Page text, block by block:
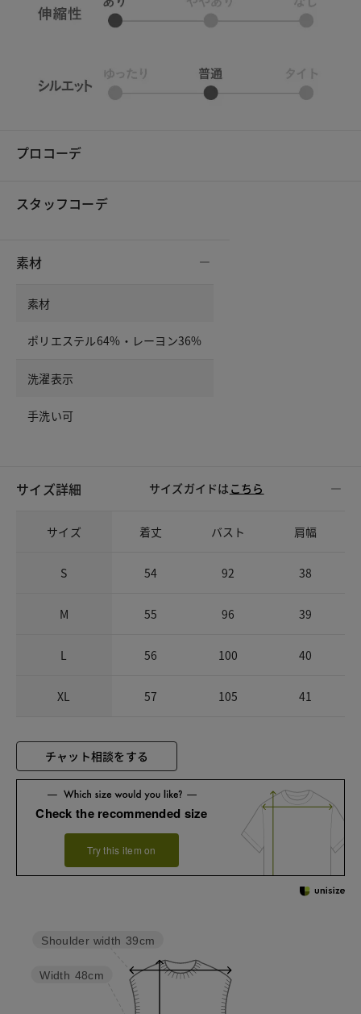
プロコーデ
スタッフコーデ
素材
素材
ポリエステル64%・レーヨン36%
洗濯表示
手洗い可
サイズ詳細 サイズガイドは こちら
サイズ 着丈 バスト 肩幅
S 54 92 38
M 55 96 39
L 56 100 40
XL 57 105 41
チャット相談をする
Check the recommended size
Try this item on
Width 48cm
Shoulder width 39cm